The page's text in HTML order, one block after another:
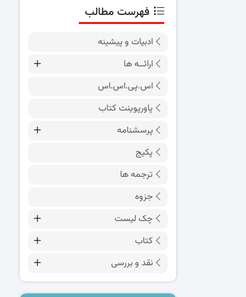
فهرست مطالب
ادبیات و پیشینه
ارائــه ها
اس.پی.اس.اس
پاورپوینت کتاب
پرسشنامه
پکیج
ترجمه ها
جزوه
چک لیست
کتاب
نقد و بررسی